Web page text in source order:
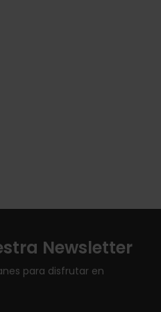
Newsletter
para disfrutar en